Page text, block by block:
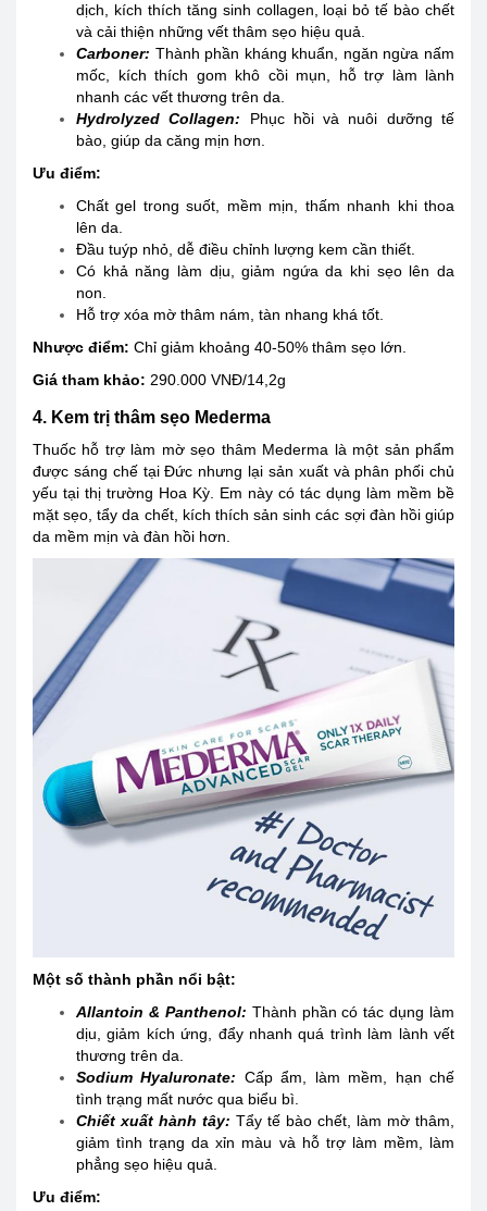
dịch, kích thích tăng sinh collagen, loại bỏ tế bào chết
và cải thiện những vết thâm sẹo hiệu quả.
Carboner: Thành phần kháng khuẩn, ngăn ngừa nấm
mốc, kích thích gom khô cồi mụn, hỗ trợ làm lành
nhanh các vết thương trên da.
Hydrolyzed Collagen: Phục hồi và nuôi dưỡng tế
bào, giúp da căng mịn hơn.
Ưu điểm:
Chất gel trong suốt, mềm mịn, thấm nhanh khi thoa
lên da.
Đầu tuýp nhỏ, dễ điều chỉnh lượng kem cần thiết.
Có khả năng làm dịu, giảm ngứa da khi sẹo lên da
non.
Hỗ trợ xóa mờ thâm nám, tàn nhang khá tốt.
Nhược điểm: Chỉ giảm khoảng 40-50% thâm sẹo lớn.
Giá tham khảo: 290.000 VNĐ/14,2g
4. Kem trị thâm sẹo Mederma
Thuốc hỗ trợ làm mờ sẹo thâm Mederma là một sản phẩm
được sáng chế tại Đức nhưng lại sản xuất và phân phối chủ
yếu tại thị trường Hoa Kỳ. Em này có tác dụng làm mềm bề
mặt sẹo, tẩy da chết, kích thích sản sinh các sợi đàn hồi giúp
da mềm mịn và đàn hồi hơn.
Một số thành phần nổi bật:
Allantoin & Panthenol: Thành phần có tác dụng làm
dịu, giảm kích ứng, đẩy nhanh quá trình làm lành vết
thương trên da.
Sodium Hyaluronate: Cấp ẩm, làm mềm, hạn chế
tình trạng mất nước qua biểu bì.
Chiết xuất hành tây: Tẩy tế bào chết, làm mờ thâm,
giảm tình trạng da xỉn màu và hỗ trợ làm mềm, làm
phẳng sẹo hiệu quả.
Ưu điểm: